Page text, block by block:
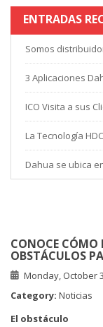
ENTRADAS
Somos
3 Aplicaciones
ICO Visita a sus
La Tecnología
Dahua se ubica
CONOCE CÓMO
OBSTÁCULOS
Monday, October
Category: Noticias
El obstáculo